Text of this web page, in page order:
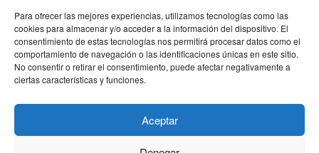
Para ofrecer las mejores experiencias, utilizamos tecnologías como las
cookies para almacenar y/o acceder a la información del dispositivo. El
consentimiento de estas tecnologías nos permitirá procesar datos como el
comportamiento de navegación o las identificaciones únicas en este sitio.
No consentir o retirar el consentimiento, puede afectar negativamente a
ciertas características y funciones.
Aceptar
proyecto PS4 python Raspberryraspberrypi
raspbian review Servidor Web Sostenibilidad
tecnológicaTecnología torrent
transmissiontutorial ubuntu server Windows